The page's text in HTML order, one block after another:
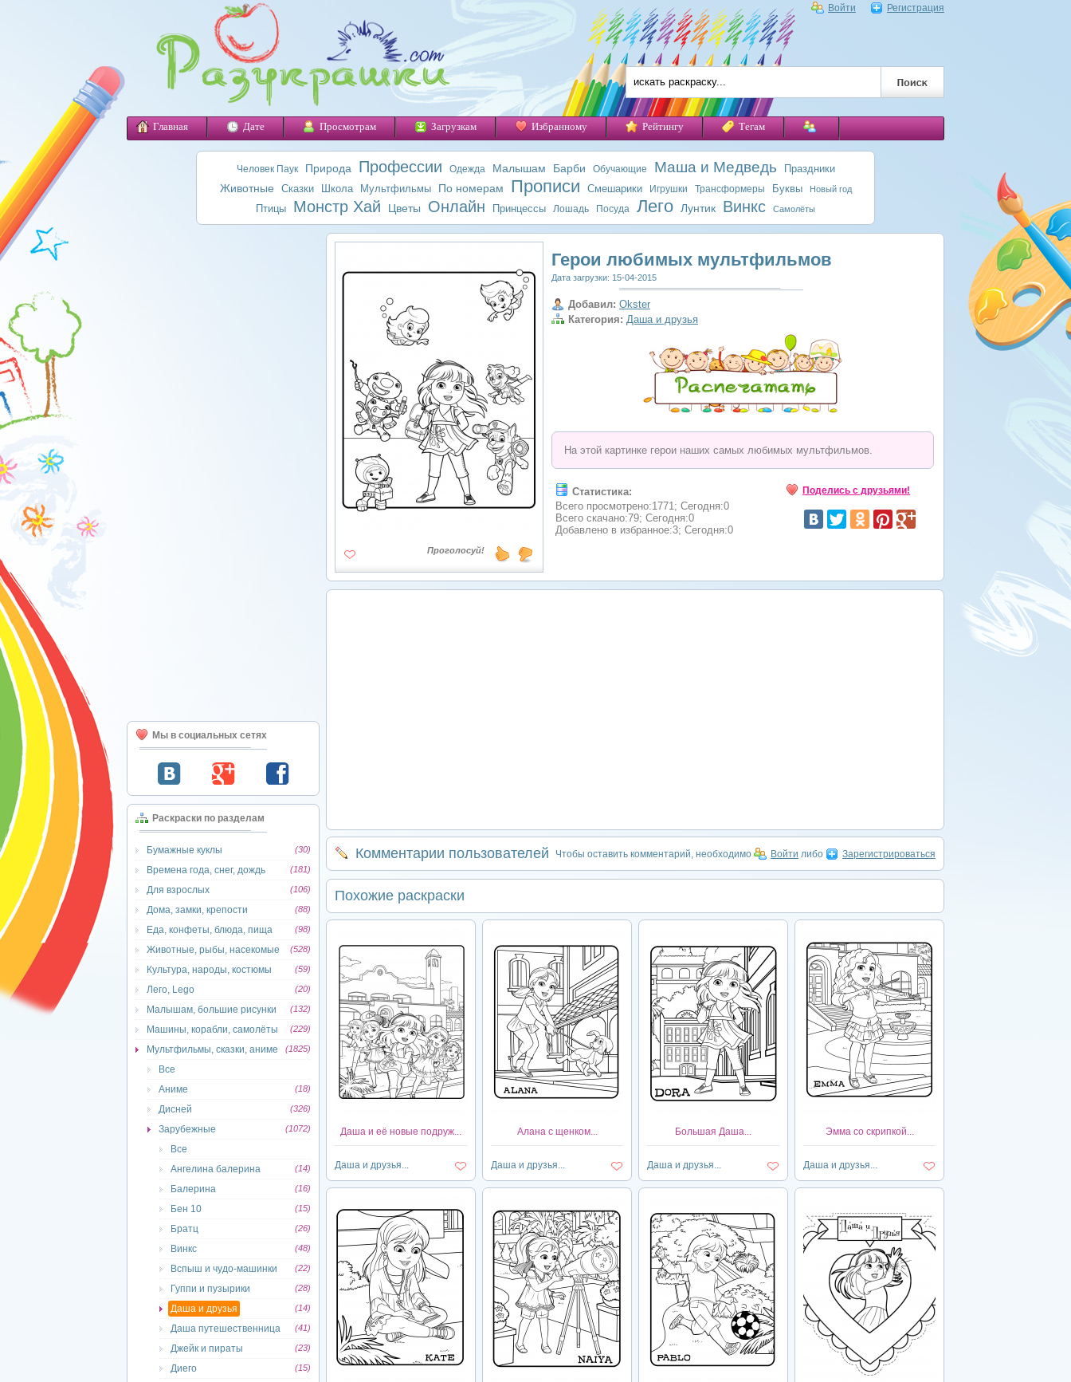
Войти Регистрация
Главная Дате Просмотрам Загрузкам Избранному Рейтингу Тегам
Человек Паук Природа Профессии Одежда Малышам Барби Обучающие Маша и Медведь Праздники
Животные Сказки Школа Мультфильмы По номерам Прописи Смешарики Игрушки Трансформеры Буквы Новый год
Птицы Монстр Хай Цветы Онлайн Принцессы Лошадь Посуда Лего Лунтик Винкс Самолёты
Мы в социальных сетях
Раскраски по разделам
Бумажные куклы (30)
Времена года, снег, дождь (181)
Для взрослых (106)
Дома, замки, крепости (88)
Еда, конфеты, блюда, пища (98)
Животные, рыбы, насекомые (528)
Культура, народы, костюмы (59)
Лего, Lego (20)
Малышам, большие рисунки (132)
Машины, корабли, самолёты (229)
Мультфильмы, сказки, аниме (1825)
Все
Аниме
(18)
Дисней (326)
Зарубежные (1072)
Все
Ангелина балерина
(14)
Балерина (16)
Бен 10 (15)
Братц (26)
Винкс (48)
Вспыш и чудо-машинки (22)
Гуппи и пузырики (28)
Даша и друзья (14)
Даша путешественница (41)
Джейк и пираты (23)
Диего (15)
Проголосуй!
Герои любимых мультфильмов
Дата загрузки: 15-04-2015
Добавил: Okster
Категория: Даша и друзья
На этой картинке герои наших самых любимых мультфильмов.
Статистика:
Всего просмотрено:1771; Сегодня:0
Всего скачано:79; Сегодня:0
Добавлено в избранное:3; Сегодня:0
Поделись с друзьями!
Комментарии пользователей Чтобы оставить комментарий, необходимо Войти либо Зарегистрироваться
Похожие раскраски
Даша и её новые подруж...
Даша и друзья...
Алана с щенком...
Даша и друзья...
Большая Даша...
Даша и друзья...
Эмма со скрипкой...
Даша и друзья...